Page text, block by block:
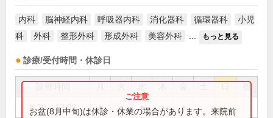
内科 脳神経内科 呼吸器内科 消化器科 循環器科
小児
科
外科 整形外科 形成外科 美容外科 もっと見る
診療/受付時間・休診日
祝
8:30～12:00 ● ● ● ● ●
お盆(8月中旬)は休診・休業の場合があります。来院前